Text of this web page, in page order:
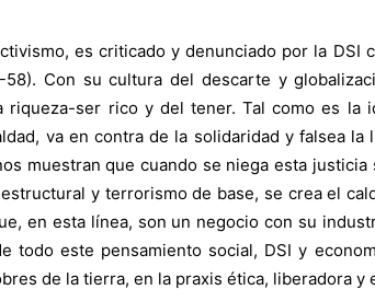
es criticado y denunciado por la DSI
Con su cultura del descarte y
ser rico y del tener. Tal como es la
va en contra de la solidaridad y falsea
muestran que cuando se niega esta
y terrorismo de base, se crea el
en esta línea, son un negocio con su
todo este pensamiento social, DSI y
de la tierra, en la praxis ética, liberadora y